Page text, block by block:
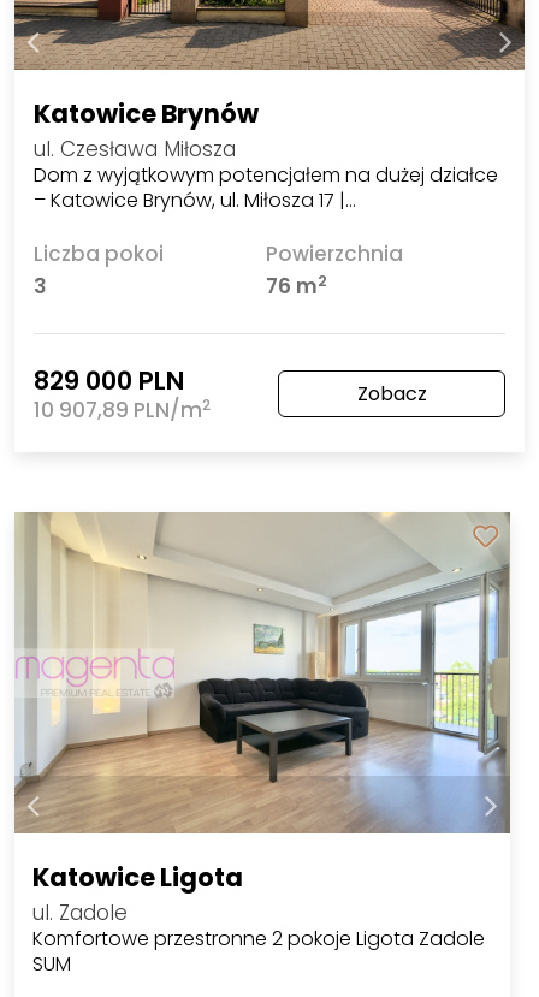
Katowice Brynów
ul. Czesława Miłosza
Dom z wyjątkowym potencjałem na dużej działce
– Katowice Brynów, ul. Miłosza 17 |…
Liczba pokoi
3
Powierzchnia
76 m2
829 000 PLN
10 907,89 PLN/m2 Zobacz
Katowice Ligota
ul. Zadole
Komfortowe przestronne 2 pokoje Ligota Zadole
SUM